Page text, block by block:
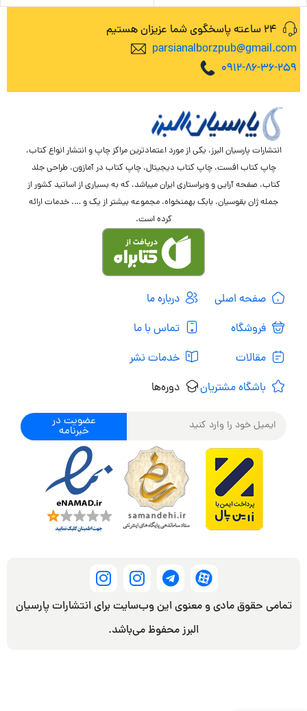
24 ساعته پاسخگوی شما عزیزان هستیم
parsianalborzpub@gmail.com
0912-86-36-259
انتشارات پارسیان البرز، یکی از مورد اعتمادترین مراکز چاپ و انتشار انواع کتاب،
چاپ کتاب افست، چاپ کتاب دیجیتال، چاپ کتاب در آمازون، طراحی جلد
کتاب، صفحه آرایی و ویراستاری ایران میباشد، که به بسیاری از اساتید کشور از
جمله ژان بقوسیان، بابک بهمنخواه، مجموعه بیشتر از یک و …. خدمات ارائه
کرده است.
صفحه اصلی
فروشگاه
مقالات
باشگاه مشتریان
درباره ما
تماس با ما
خدمات نشر
دوره‌ها
عضویت در
خبرنامه
تمامی حقوق مادی و معنوی این وب‌سایت برای انتشارات پارسیان
البرز محفوظ می‌باشد.